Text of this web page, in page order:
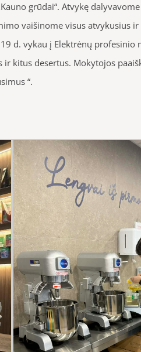
grūdai“. Atvykę
vaišinome visus atvykusius
d. vykau į Elektrėnų
kitus desertus. Mokytojos
“.